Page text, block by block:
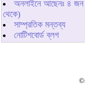
অনলাইনে আছেনঃ ৪ জন
থেকে)
সাম্প্রতিক মন্তব্য
নোটিশবোর্ড ব্লগ